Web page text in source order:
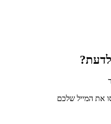
לדעת?
את המייל שלכם